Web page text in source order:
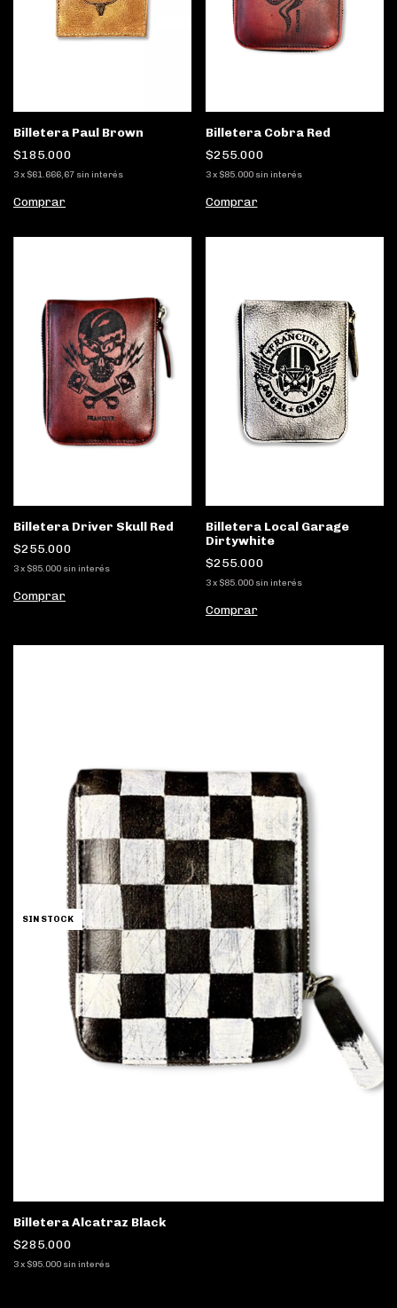
Billetera Paul Brown
$185.000
3x $61.666,67 sin interés
Comprar
Billetera Cobra Red
$255.000
3 x $85.000 sin interés
Comprar
Billetera Driver Skull Red
$255.000
3x $85.000 sin interés
Comprar
Billetera Local Garage
Dirtywhite
$255.000
3 x $85.000 sin interés
Comprar
SIN STOCK
Billetera Alcatraz Black
$285.000
3x $95.000 sin interés